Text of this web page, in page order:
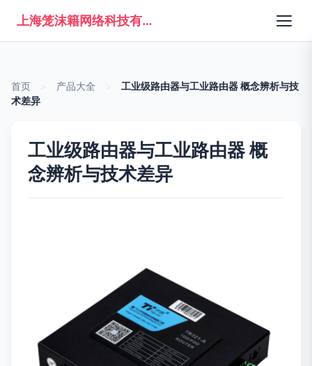
上海笼沫籍网络科技有限公司
首页 产品大全
工业级路由器与工业路由器 概念辨析与技
术差异
工业级路由器与工业路由器 概
念辨析与技术差异